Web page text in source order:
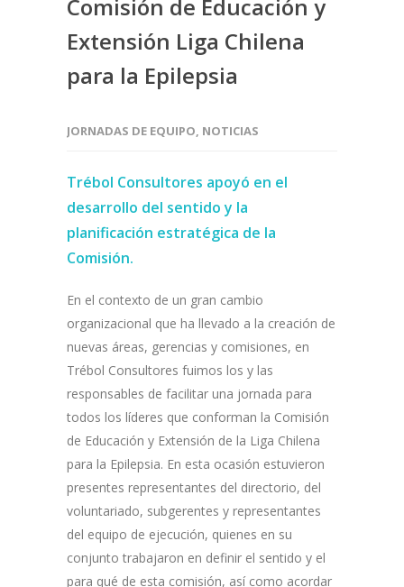
Comisión de Educación y
Extensión Liga Chilena
para la Epilepsia
JORNADAS DE EQUIPO, NOTICIAS
Trébol Consultores apoyó en el
desarrollo del sentido y la
planificación estratégica de la
Comisión.
En el contexto de un gran cambio
organizacional que ha llevado a la creación de
nuevas áreas, gerencias y comisiones, en
Trébol Consultores fuimos los y las
responsables de facilitar una jornada para
todos los líderes que conforman la Comisión
de Educación y Extensión de la Liga Chilena
para la Epilepsia. En esta ocasión estuvieron
presentes representantes del directorio, del
voluntariado, subgerentes y representantes
del equipo de ejecución, quienes en su
conjunto trabajaron en definir el sentido y el
para qué de esta comisión, así como acordar